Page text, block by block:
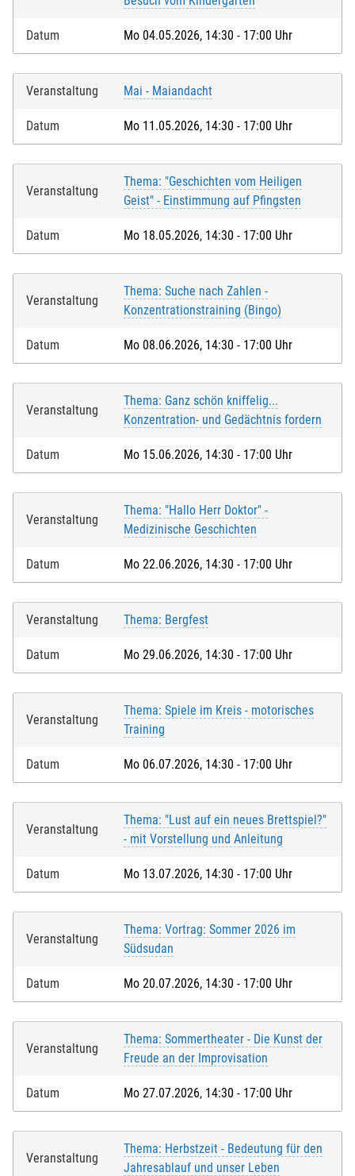
Datum Mo 04.05.2026, 14:30 - 17:00 Uhr
Veranstaltung Mai - Maiandacht
Datum Mo 11.05.2026, 14:30 - 17:00 Uhr
Veranstaltung
Thema: "Geschichten vom Heiligen
Geist" - Einstimmung auf Pfingsten
Datum Mo 18.05.2026, 14:30 - 17:00 Uhr
Veranstaltung
Thema: Suche nach Zahlen -
Konzentrationstraining (Bingo)
Datum Mo 08.06.2026, 14:30 - 17:00 Uhr
Veranstaltung
Thema: Ganz schön kniffelig...
Konzentration- und Gedächtnis fordern
Datum Mo 15.06.2026, 14:30 - 17:00 Uhr
Veranstaltung
Thema: "Hallo Herr Doktor" -
Medizinische Geschichten
Datum Mo 22.06.2026, 14:30 - 17:00 Uhr
Veranstaltung Thema: Bergfest
Datum Mo 29.06.2026, 14:30 - 17:00 Uhr
Veranstaltung
Thema: Spiele im Kreis - motorisches
Training
Datum Mo 06.07.2026, 14:30 - 17:00 Uhr
Veranstaltung
Thema: "Lust auf ein neues Brettspiel?"
- mit Vorstellung und Anleitung
Datum Mo 13.07.2026, 14:30 - 17:00 Uhr
Veranstaltung
Thema: Vortrag: Sommer 2026 im
Südsudan
Datum Mo 20.07.2026, 14:30 - 17:00 Uhr
Veranstaltung
Thema: Sommertheater - Die Kunst der
Freude an der Improvisation
Datum Mo 27.07.2026, 14:30 - 17:00 Uhr
Veranstaltung
Thema: Herbstzeit - Bedeutung für den
Jahresablauf und unser Leben